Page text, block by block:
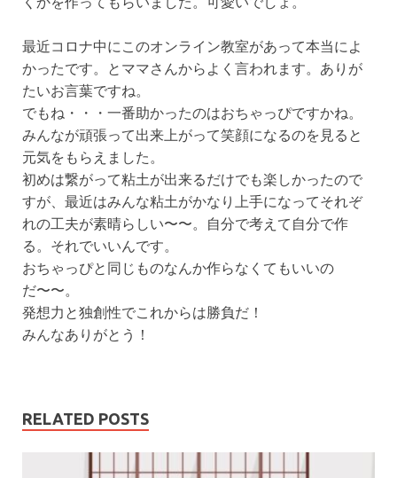
最近コロナ中にこのオンライン教室があって本当によ
かったです。とママさんからよく言われます。ありが
たいお言葉ですね。
でもね・・・一番助かったのはおちゃっぴですかね。
みんなが頑張って出来上がって笑顔になるのを見ると
元気をもらえました。
初めは繋がって粘土が出来るだけでも楽しかったので
すが、最近はみんな粘土がかなり上手になってそれぞ
れの工夫が素晴らしい〜〜。自分で考えて自分で作
る。それでいいんです。
おちゃっぴと同じものなんか作らなくてもいいの
だ〜〜。
発想力と独創性でこれからは勝負だ！
みんなありがとう！
RELATED POSTS